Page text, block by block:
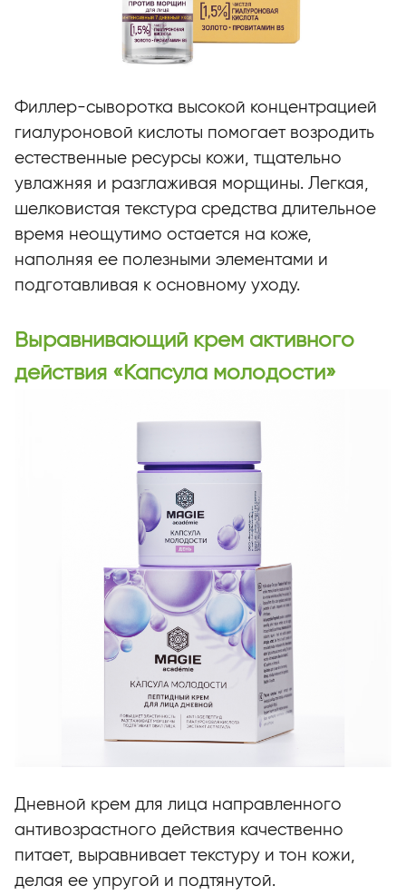
Филлер-сыворотка высокой концентрацией
гиалуроновой кислоты помогает возродить
естественные ресурсы кожи, тщательно
увлажняя и разглаживая морщины. Легкая,
шелковистая текстура средства длительное
время неощутимо остается на коже,
наполняя ее полезными элементами и
подготавливая к основному уходу.
Выравнивающий крем активного
действия «Капсула молодости»
Дневной крем для лица направленного
антивозрастного действия качественно
питает, выравнивает текстуру и тон кожи,
делая ее упругой и подтянутой.